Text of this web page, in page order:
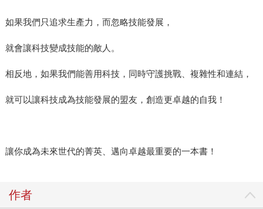
如果我們只追求生產力，而忽略技能發展，
就會讓科技變成技能的敵人。
相反地，如果我們能善用科技，同時守護挑戰、複雜性和連結，
就可以讓科技成為技能發展的盟友，創造更卓越的自我！
讓你成為未來世代的菁英、邁向卓越最重要的一本書！
作者